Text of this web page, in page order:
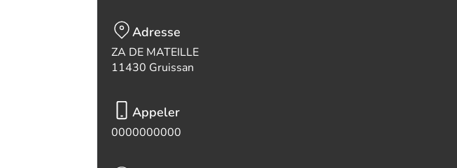
Adresse
ZA DE MATEILLE
11430 Gruissan
Appeler
0000000000